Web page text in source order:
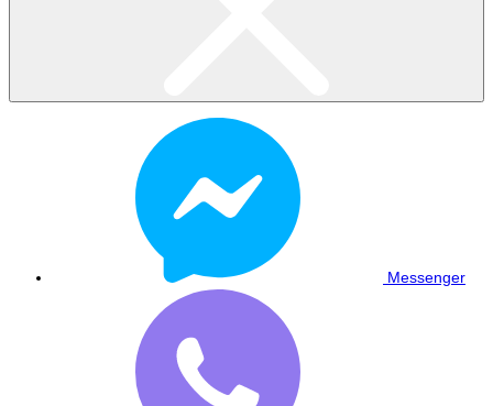
Messenger